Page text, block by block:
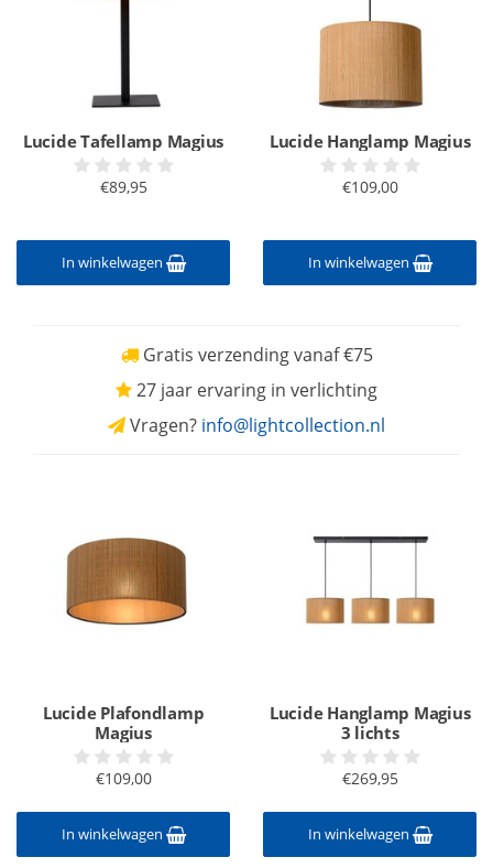
Lucide Tafellamp Magius
€89,95
In winkelwagen
Lucide Hanglamp Magius
€109,00
In winkelwagen
Gratis verzending vanaf €75
27 jaar ervaring in verlichting
Vragen? info@lightcollection.nl
Lucide Plafondlamp
Magius
€109,00
In winkelwagen
Lucide Hanglamp Magius
3 lichts
€269,95
In winkelwagen